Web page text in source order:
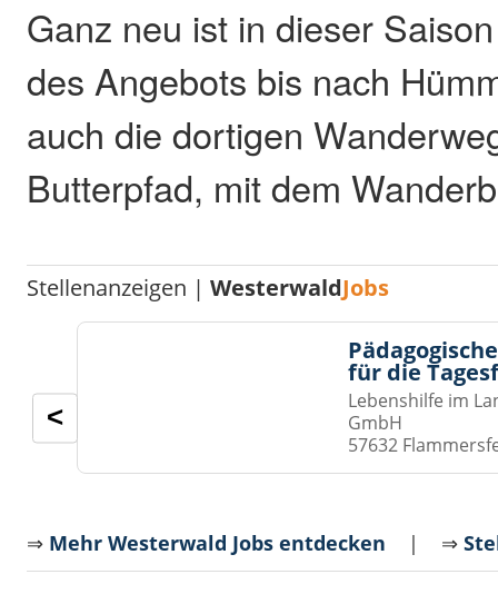
Ganz neu ist in dieser
des Angebots bis nach
auch die dortigen
Butterpfad, mit dem
Stellenanzeigen |WesterwaldJobs
für die
Lebenshilfe im
GmbH
57632
<
⇒ Mehr Westerwald Jobs entdecken | ⇒